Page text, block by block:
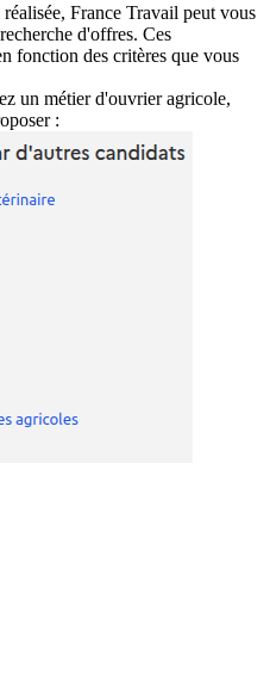
France Travail peut vous
d'offres. Ces
fonction des critères que vous
un métier d'ouvrier agricole,
: